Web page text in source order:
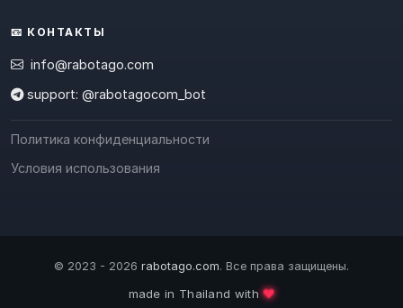
📧 КОНТАКТЫ
info@rabotago.com
support: @rabotagocom_bot
Политика конфиденциальности
Условия использования
© 2023 - 2026 rabotago.com. Все права защищены.
made in Thailand with❤️